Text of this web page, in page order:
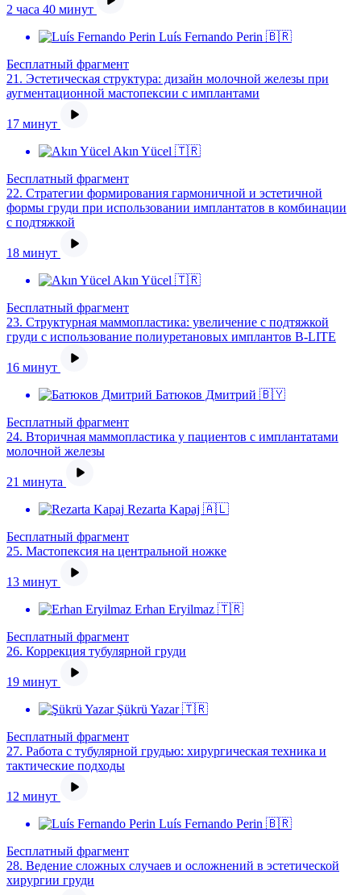
2 часа 40 минут
Luís Fernando Perin 🇧🇷
Бесплатный фрагмент
21. Эстетическая структура: дизайн молочной железы при
аугментационной мастопексии с имплантами
17 минут
Akın Yücel 🇹🇷
Бесплатный фрагмент
22. Стратегии формирования гармоничной и эстетичной
формы груди при использовании имплантатов в комбинации
с подтяжкой
18 минут
Akın Yücel 🇹🇷
Бесплатный фрагмент
23. Структурная маммопластика: увеличение с подтяжкой
груди с использование полиуретановых имплантов B-LITE
16 минут
Батюков Дмитрий 🇧🇾
Бесплатный фрагмент
24. Вторичная маммопластика у пациентов с имплантатами
молочной железы
21 минута
Rezarta Kapaj 🇦🇱
Бесплатный фрагмент
25. Мастопексия на центральной ножке
13 минут
Erhan Eryilmaz 🇹🇷
Бесплатный фрагмент
26. Коррекция тубулярной груди
19 минут
Şükrü Yazar 🇹🇷
Бесплатный фрагмент
27. Работа с тубулярной грудью: хирургическая техника и
тактические подходы
12 минут
Luís Fernando Perin 🇧🇷
Бесплатный фрагмент
28. Ведение сложных случаев и осложнений в эстетической
хирургии груди